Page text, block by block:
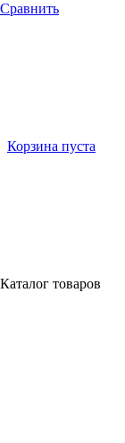
Сравнить
Корзина пуста
Каталог товаров